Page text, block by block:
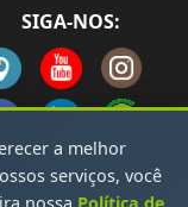
SIGA-NOS:
a melhor
serviços, você